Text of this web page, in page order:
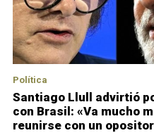
Política
Santiago Llull advirtió
con Brasil: «Va mucho
reunirse con un